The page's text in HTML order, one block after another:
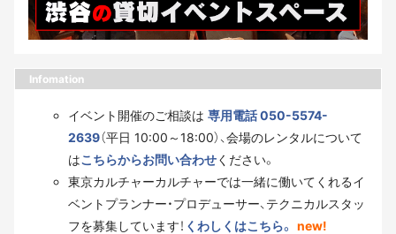
Infomation
イベント開催のご相談は 専用電話 050-5574-
2639（平日 10:00～18:00）、会場のレンタルについて
はこちらからお問い合わせください。
東京カルチャーカルチャーでは一緒に働いてくれるイ
ベントプランナー・プロデューサー、テクニカルスタッ
フを募集しています！ くわしくはこちら。 new!